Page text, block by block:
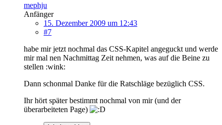
mephju
Anfänger
15. Dezember 2009 um 12:43
#7
habe mir jetzt nochmal das CSS-Kapitel angeguckt und werde
mir mal nen Nachmittag Zeit nehmen, was auf die Beine zu
stellen :wink:
Dann schonmal Danke für die Ratschläge bezüglich CSS.
Ihr hört später bestimmt nochmal von mir (und der
überarbeiteten Page)